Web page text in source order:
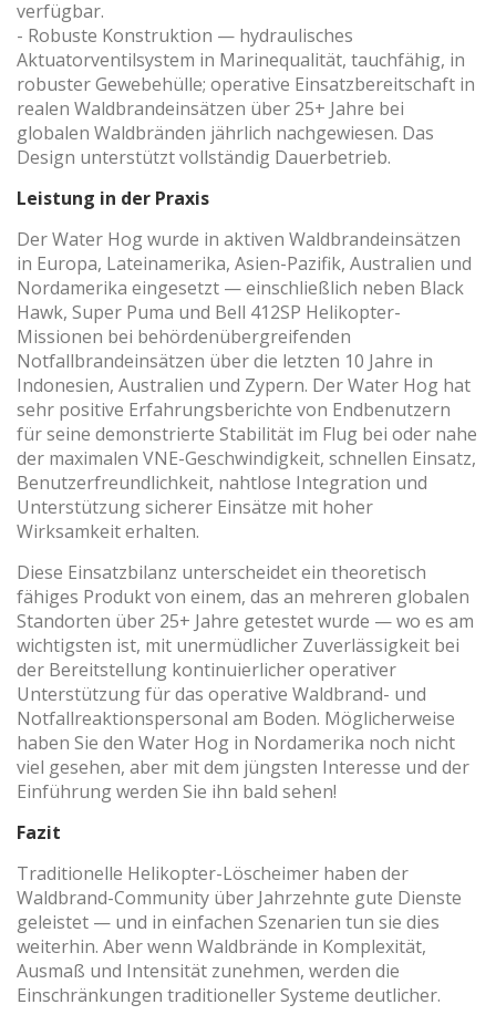
verfügbar.
- Robuste Konstruktion — hydraulisches
Aktuatorventilsystem in Marinequalität, tauchfähig, in
robuster Gewebehülle; operative Einsatzbereitschaft in
realen Waldbrandeinsätzen über 25+ Jahre bei
globalen Waldbränden jährlich nachgewiesen. Das
Design unterstützt vollständig Dauerbetrieb.
Leistung in der Praxis
Der Water Hog wurde in aktiven Waldbrandeinsätzen
in Europa, Lateinamerika, Asien-Pazifik, Australien und
Nordamerika eingesetzt — einschließlich neben Black
Hawk, Super Puma und Bell 412SP Helikopter-
Missionen bei behördenübergreifenden
Notfallbrandeinsätzen über die letzten 10 Jahre in
Indonesien, Australien und Zypern. Der Water Hog hat
sehr positive Erfahrungsberichte von Endbenutzern
für seine demonstrierte Stabilität im Flug bei oder nahe
der maximalen VNE-Geschwindigkeit, schnellen Einsatz,
Benutzerfreundlichkeit, nahtlose Integration und
Unterstützung sicherer Einsätze mit hoher
Wirksamkeit erhalten.
Diese Einsatzbilanz unterscheidet ein theoretisch
fähiges Produkt von einem, das an mehreren globalen
Standorten über 25+ Jahre getestet wurde — wo es am
wichtigsten ist, mit unermüdlicher Zuverlässigkeit bei
der Bereitstellung kontinuierlicher operativer
Unterstützung für das operative Waldbrand- und
Notfallreaktionspersonal am Boden. Möglicherweise
haben Sie den Water Hog in Nordamerika noch nicht
viel gesehen, aber mit dem jüngsten Interesse und der
Einführung werden Sie ihn bald sehen!
Fazit
Traditionelle Helikopter-Löscheimer haben der
Waldbrand-Community über Jahrzehnte gute Dienste
geleistet — und in einfachen Szenarien tun sie dies
weiterhin. Aber wenn Waldbrände in Komplexität,
Ausmaß und Intensität zunehmen, werden die
Einschränkungen traditioneller Systeme deutlicher.